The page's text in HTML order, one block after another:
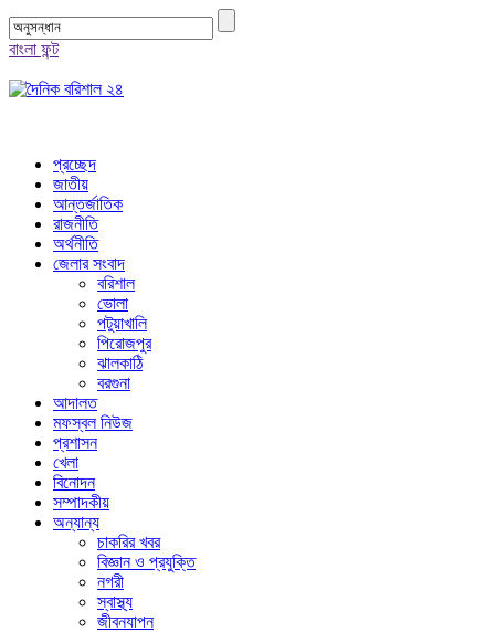
বাংলা ফন্ট
প্রচ্ছেদ
জাতীয়
আন্তর্জাতিক
রাজনীতি
অর্থনীতি
জেলার সংবাদ
বরিশাল
ভোলা
পটুয়াখালি
পিরোজপুর
ঝালকাঠি
বরগুনা
আদালত
মফস্বল নিউজ
প্রশাসন
খেলা
বিনোদন
সম্পাদকীয়
অন্যান্য
চাকরির খবর
বিজ্ঞান ও প্রযুক্তি
নগরী
স্বাস্থ্য
জীবনযাপন